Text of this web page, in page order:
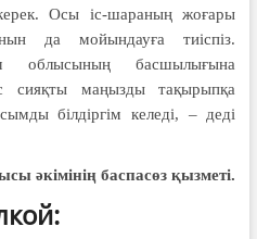
Осы іс-шараның жоғары
да мойындауға тиіспіз.
облысының басшылығына
сияқты маңызды тақырыпқа
білдіргім келеді, – деді
әкімінің баспасөз қызметі.